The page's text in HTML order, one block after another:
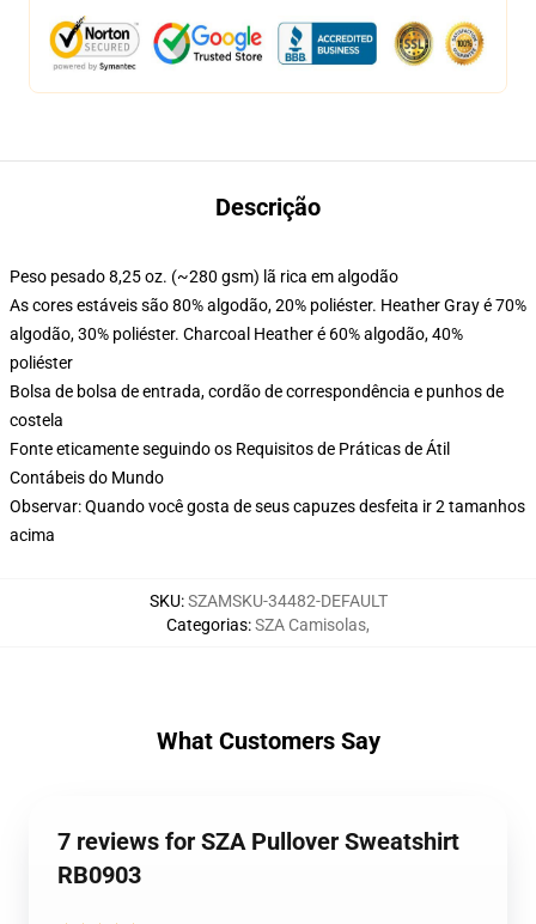
Descrição
Peso pesado 8,25 oz. (~280 gsm) lã rica em algodão
As cores estáveis são 80% algodão, 20% poliéster. Heather Gray é 70%
algodão, 30% poliéster. Charcoal Heather é 60% algodão, 40%
poliéster
Bolsa de bolsa de entrada, cordão de correspondência e punhos de
costela
Fonte eticamente seguindo os Requisitos de Práticas de Átil
Contábeis do Mundo
Observar: Quando você gosta de seus capuzes desfeita ir 2 tamanhos
acima
SKU:SZAMSKU-34482-DEFAULT
Categorias:SZA Camisolas,
What Customers Say
7 reviews for SZA Pullover Sweatshirt
RB0903